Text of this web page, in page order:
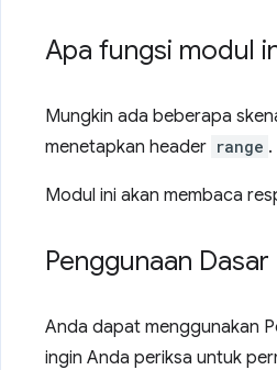
Apa fungsi modul
Mungkin ada beberapa
menetapkan header range
Modul ini akan membaca
Penggunaan Dasar
Anda dapat menggunakan
ingin Anda periksa untuk